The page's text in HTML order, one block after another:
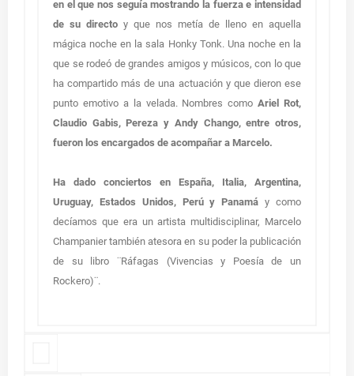
en el que nos seguía mostrando la fuerza e intensidad
de su directo y que nos metía de lleno en aquella
mágica noche en la sala Honky Tonk. Una noche en la
que se rodeó de grandes amigos y músicos, con lo que
ha compartido más de una actuación y que dieron ese
punto emotivo a la velada. Nombres comoAriel Rot,
Claudio Gabis, Pereza y Andy Chango, entre otros,
fueron los encargados de acompañar a Marcelo.
Ha dado conciertos en España, Italia, Argentina,
Uruguay, Estados Unidos, Perú y Panamá y como
decíamos que era un artista multidisciplinar, Marcelo
Champanier también atesora en su poder la publicación
de su libro ¨Ráfagas (Vivencias y Poesía de un
Rockero)¨.